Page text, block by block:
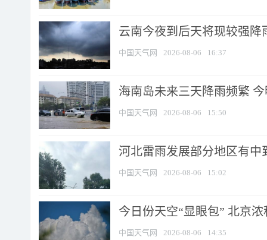
云南今夜到后天将现较强降
中国天气网 2026-08-06 16:37
海南岛未来三天降雨频繁
中国天气网 2026-08-06 15:50
河北雷雨发展部分地区有中
中国天气网 2026-08-06 15:02
今日份天空“显眼包” 北京
中国天气网 2026-08-06 14:35